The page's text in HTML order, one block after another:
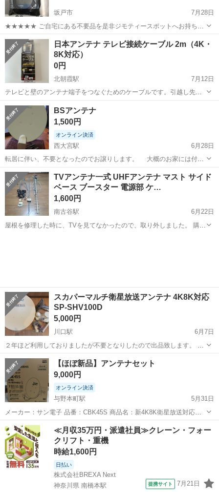
坂戸市
7月28日
★★★★★ ご自宅にある不要品を是非ジモティースポットへお持ち込
みしませんか？ 家電、趣味・スポーツ・レジャー用品、こども用品、
衣料服飾品、生活雑貨、家具、本、CD・DVDなどが無料でまとめて持
ち込めます！ ※詳細はこ...
埼玉 坂戸市 テレビ スポット
日本アンテナ テレビ接続ケーブル 2m（4K・
8K対応）
0円
北朝霞駅
7月12日
テレビと壁のアンテナ端子をつなぐためのケーブルです。引越し先で
長さが足りなくなったため、無料でお譲りします。 約5年間使用しま
したが、取り外すまで問題なくテレビが映っており、まだ壊れていま
せん。
埼玉 朝霞市
BSアンテナ
1,500円
オンライン決済
西大宮駅
6月28日
転居に伴い、不要となったのでお譲りします。 大概のお家には付い
てるとは思いますが、格安でお探しの方が居れば。 引越し作業がある
為、引き渡しの日時が限られてまして、メッセージ頂く際に、お越し
頂ける日時をお知らせ頂けルト助...
埼玉 さいたま市 西大宮駅 テレビ
TVアンテナ一式 UHFアンテナ マスト サイド
ベース ブースター 電源部 ケ…
1,600円
南古谷駅
6月22日
屋根を修理した時に、TVを見てなかったので、取り外しました。 購入
スカパーマルチ衛星放送アンテナ 4K8K対応
SP-SHV100D
5,000円
川口駅
6月7日
２年ほど利用しておりましたが不要となりしたので出品致します。 直
前まで問題なく受信できていました。 付属品に関しては写真のものが
全てとなります。 私自身では取り付け取り外しを経験しておりません
ので、取付に関するお問合せや...
埼玉 川口市 川口駅 テレビ
【ほぼ新品】アンテナセット
9,000円
オンライン決済
与野本町駅
5月31日
メーカー：サン電子 品番：CBK45S 商品名：新4K8K衛星放送対応
BS・110度CSアンテナセット 詳細・仕様書は以下リンクからも確認で
きます。 https://sun-ele.co.jp/products...
埼玉 さいたま市 与野本町駅 テレビ
≪月収35万円・派遣社員≫クレーン・フォー
クリフト・重機
時給1,600円
日払い
株式会社BREXA Next
神奈川県 南橋本駅
提携サイト 7月21日